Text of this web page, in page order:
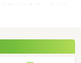
借りる方法もありま
す。駐車場の費用を